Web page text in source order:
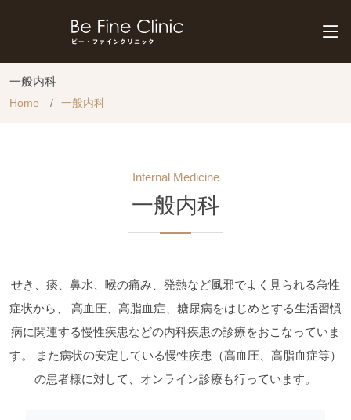
一般内科
Home 一般内科
Internal Medicine
一般内科
せき、痰、鼻水、喉の痛み、発熱など風邪でよく見られる急性
症状から、
高血圧、高脂血症、糖尿病をはじめとする生活習慣
病に関連する慢性疾患などの内科疾患の診療をおこなっていま
す。
また病状の安定している慢性疾患（高血圧、高脂血症等）
の患者様に対して、オンライン診療も行っています。